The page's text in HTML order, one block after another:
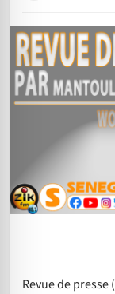
Revue de